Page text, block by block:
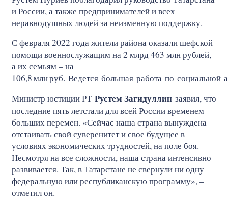
и России, а также предпринимателей и всех
неравнодушных людей за неизменную поддержку.
С февраля 2022 года жители района оказали шефской
помощи военнослужащим на 2 млрд 463 млн рублей,
а их семьям – на
106,8млнруб. Ведется большая работа по
Министр юстиции РТ Рустем Загидуллин заявил, что
последние пять летстали для всей России временем
больших перемен. «Сейчас наша страна вынуждена
отстаивать свой суверенитет и свое будущее в
условиях экономических трудностей, на поле боя.
Несмотря на все сложности, наша страна интенсивно
развивается. Так, в Татарстане не свернули ни одну
федеральную или республиканскую программу», –
отметил он.